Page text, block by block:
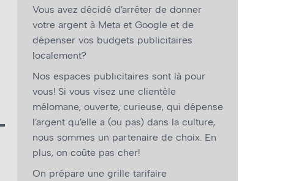
Vous avez décidé d’arrêter de donner
votre argent à Meta et Google et de
dépenser vos budgets publicitaires
localement?
Nos espaces publicitaires sont là pour
vous! Si vous visez une clientèle
mélomane, ouverte, curieuse, qui dépense
l’argent qu’elle a (ou pas) dans la culture,
nous sommes un partenaire de choix. En
plus, on coûte pas cher!
On prépare une grille tarifaire